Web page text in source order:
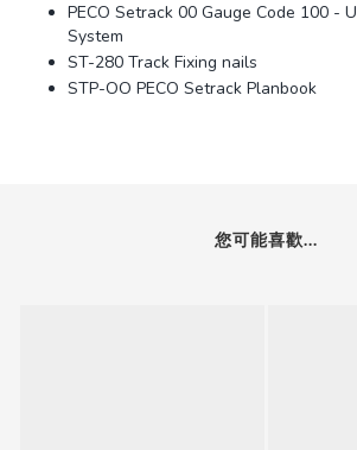
PECO Setrack 00 Gauge Code 100 -
System
ST-280 Track Fixing nails
STP-OO PECO Setrack Planbook
您可能喜歡...